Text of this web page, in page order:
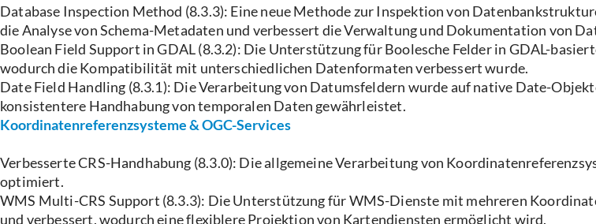
Database Inspection Method (8.3.3): Eine neue Methode zur Inspektion von
die Analyse von Schema-Metadaten und verbessert die Verwaltung und Dokumentation von
Boolean Field Support in GDAL (8.3.2): Die Unterstützung für Boolesche Felder in GDAL-
wodurch die Kompatibilität mit unterschiedlichen Datenformaten verbessert wurde.
Date Field Handling (8.3.1): Die Verarbeitung von Datumsfeldern wurde auf native Date-
konsistentere Handhabung von temporalen Daten gewährleistet.
Koordinatenreferenzsysteme & OGC-Services
Verbesserte CRS-Handhabung (8.3.0): Die allgemeine Verarbeitung von
optimiert.
WMS Multi-CRS Support (8.3.3): Die Unterstützung für WMS-Dienste mit mehreren
und verbessert, wodurch eine flexiblere Projektion von Kartendiensten ermöglicht wird.